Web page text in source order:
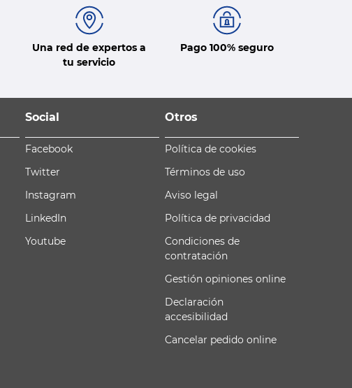
Una red de expertos a
tu servicio
Pago 100% seguro
Social
Facebook
Twitter
Instagram
LinkedIn
Youtube
Otros
Política de cookies
Términos de uso
Aviso legal
Política de privacidad
Condiciones de
contratación
Gestión opiniones online
Declaración
accesibilidad
Cancelar pedido online